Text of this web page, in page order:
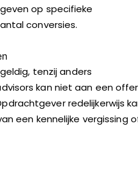
op specifieke
conversies.
tenzij anders
kan niet aan een
redelijkerwijs
een kennelijke vergissing